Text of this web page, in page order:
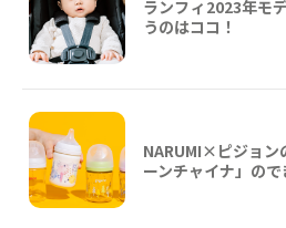
ランフィ2023年モ
うのはココ！
NARUMI×ピジョン
ーンチャイナ」の